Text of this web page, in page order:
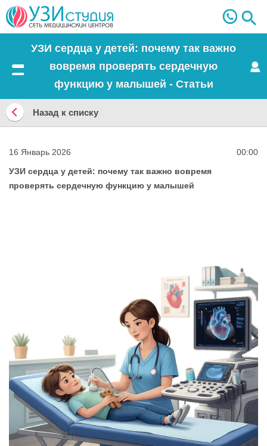
УЗИ сердца у детей: почему так важно
вовремя проверять сердечную
функцию у малышей - Статьи
Назад
к
списку
Назад к списку
16 Январь 2026
00:00
УЗИ сердца у детей: почему так важно вовремя
проверять сердечную функцию у малышей